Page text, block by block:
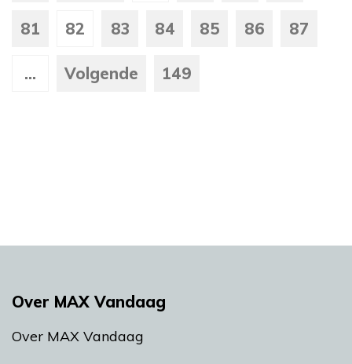
81 82 83 84 85 86 87
... Volgende 149
Over MAX Vandaag
Over MAX Vandaag